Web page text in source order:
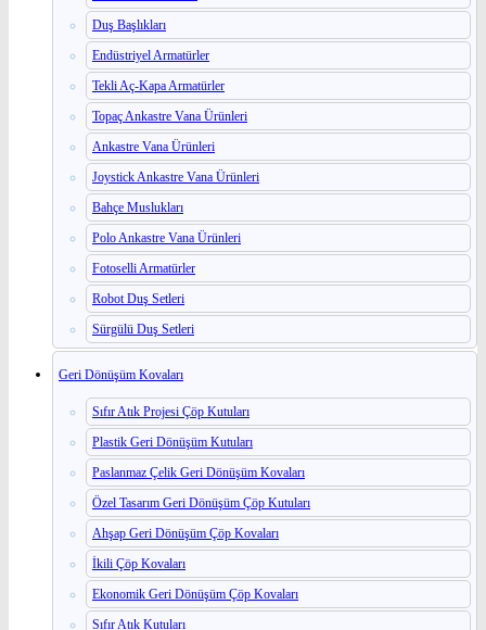
Duş Başlıkları
Endüstriyel Armatürler
Tekli Aç-Kapa Armatürler
Topaç Ankastre Vana Ürünleri
Ankastre Vana Ürünleri
Joystick Ankastre Vana Ürünleri
Bahçe Muslukları
Polo Ankastre Vana Ürünleri
Fotoselli Armatürler
Robot Duş Setleri
Sürgülü Duş Setleri
Geri Dönüşüm Kovaları
Sıfır Atık Projesi Çöp Kutuları
Plastik Geri Dönüşüm Kutuları
Paslanmaz Çelik Geri Dönüşüm Kovaları
Özel Tasarım Geri Dönüşüm Çöp Kutuları
Ahşap Geri Dönüşüm Çöp Kovaları
İkili Çöp Kovaları
Ekonomik Geri Dönüşüm Çöp Kovaları
Sıfır Atık Kutuları